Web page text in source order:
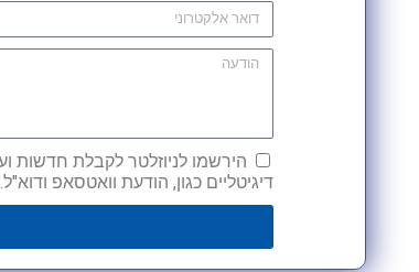
הירשמו לניוזלטר לקבלת חדשות
דיגיטליים כגון, הודעת וואטסאפ ודוא"ל.